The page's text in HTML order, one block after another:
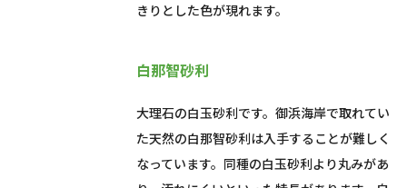
きりとした色が現れます。
白那智砂利
大理石の白玉砂利です。御浜海岸で取れてい
た天然の白那智砂利は入手することが難しく
なっています。同種の白玉砂利より丸みがあ